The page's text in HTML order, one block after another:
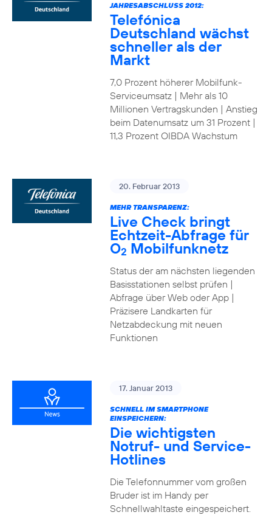
JAHRESABSCHLUSS 2012:
Telefónica
Deutschland wächst
schneller als der
Markt
7,0 Prozent höherer Mobilfunk-
Serviceumsatz | Mehr als 10
Millionen Vertragskunden | Anstieg
beim Datenumsatz um 31 Prozent |
11,3 Prozent OIBDA Wachstum
20. Februar 2013
MEHR TRANSPARENZ:
Live Check bringt
Echtzeit-Abfrage für
O2 Mobilfunknetz
Status der am nächsten liegenden
Basisstationen selbst prüfen |
Abfrage über Web oder App |
Präzisere Landkarten für
Netzabdeckung mit neuen
Funktionen
17. Januar 2013
SCHNELL IM SMARTPHONE
EINSPEICHERN:
Die wichtigsten
Notruf- und Service-
Hotlines
Die Telefonnummer vom großen
Bruder ist im Handy per
Schnellwahltaste eingespeichert.